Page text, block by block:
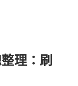
理：刷